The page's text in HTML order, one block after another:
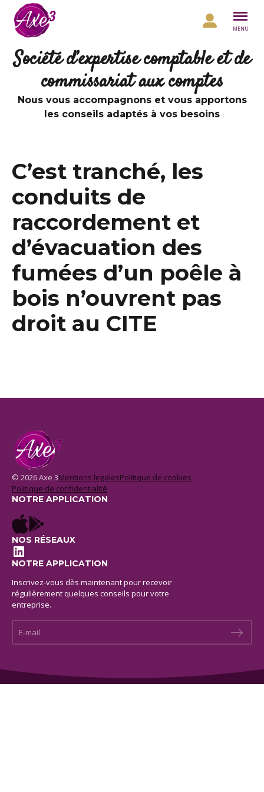
Aller au contenu
MENU
Société d’expertise comptable et de
commissariat aux comptes
Nous vous accompagnons et vous apportons
les conseils adaptés à vos besoins
C’est tranché, les
conduits de
raccordement et
d’évacuation des
fumées d’un poêle à
bois n’ouvrent pas
droit au CITE
© 2026 Axe 3Mentions legalesPolitique de cookies
Politique de confidentialité
NOTRE APPLICATION
NOS RÉSEAUX
LinkedIn
NOTRE APPLICATION
Inscrivez-vous dès maintenant pour recevoir
régulièrement quelques conseils pour votre
entreprise.